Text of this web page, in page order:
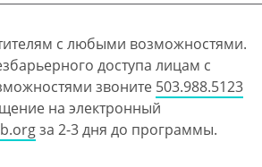
с любыми возможностями.
доступа лицам с
звоните 503.988.5123
на электронный
за 2-3 дня до программы.